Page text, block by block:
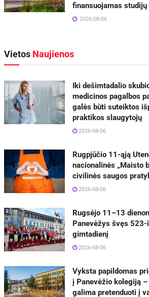
finansuojamas
2026-08-06
Vietos Naujienos
Iki dešimtadalio
medicinos pagalbos
galės būti suteiktos
praktikos slaugytojų
2026-08-06
Rugpjūčio 11-ąją
nacionalinės „Maisto
civilinės saugos
2026-08-06
Rugsėjo 11–13
Panevėžys švęs 523-
gimtadienį
2026-08-06
Vyksta papildomas
į Panevėžio kolegiją
galima pretenduoti į